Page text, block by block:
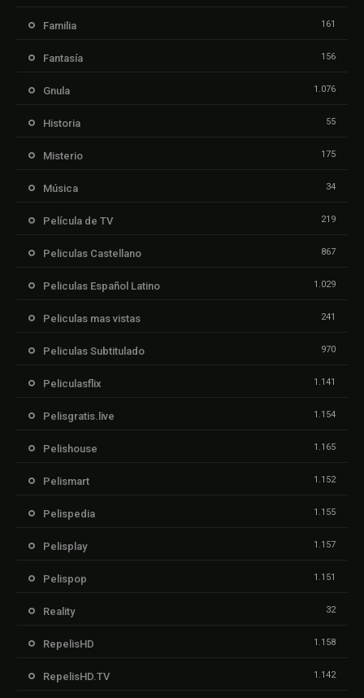
Familia 161
Fantasía 156
Gnula 1.076
Historia 55
Misterio 175
Música 34
Película de TV 219
Peliculas Castellano 867
Peliculas Español Latino 1.029
Peliculas mas vistas 241
Peliculas Subtitulado 970
Peliculasflix 1.141
Pelisgratis.live 1.154
Pelishouse 1.165
Pelismart 1.152
Pelispedia 1.155
Pelisplay 1.157
Pelispop 1.151
Reality 32
RepelisHD 1.158
RepelisHD.TV 1.142